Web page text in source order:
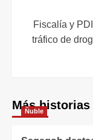
Fiscalía y
tráfico de
Más historias
Ñuble